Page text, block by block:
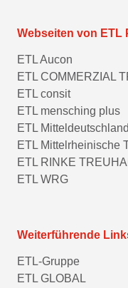
Webseiten von ETL
ETL Aucon
ETL COMMERZIAL
ETL consit
ETL mensching plus
ETL Mitteldeutschland
ETL Mittelrheinische
ETL RINKE
ETL WRG
Weiterführende
ETL-Gruppe
ETL GLOBAL